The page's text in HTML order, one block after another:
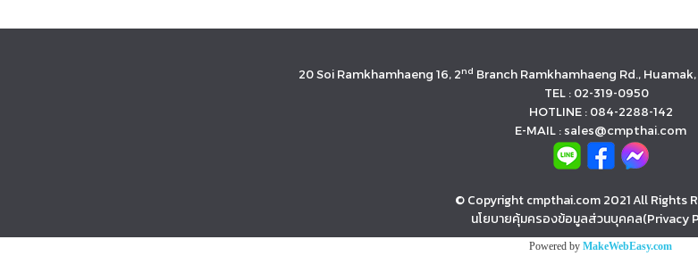
20 Soi Ramkhamhaeng 16, 2nd Branch Ramkhamhaeng Rd.,
TEL : 02-319-0950
HOTLINE : 084-2288-142
E-MAIL : sales@cmpthai.com
© Copyright cmpthai.com 2021 All Rights
นโยบายคุ้มครองข้อมูลส่วนบุคคล(Privacy
Powered by MakeWebEasy.com